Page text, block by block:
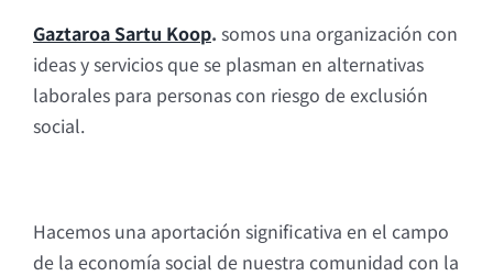
Gaztaroa Sartu Koop. somos una organización con
ideas y servicios que se plasman en alternativas
laborales para personas con riesgo de exclusión
social.
Hacemos una aportación significativa en el campo
de la economía social de nuestra comunidad con la